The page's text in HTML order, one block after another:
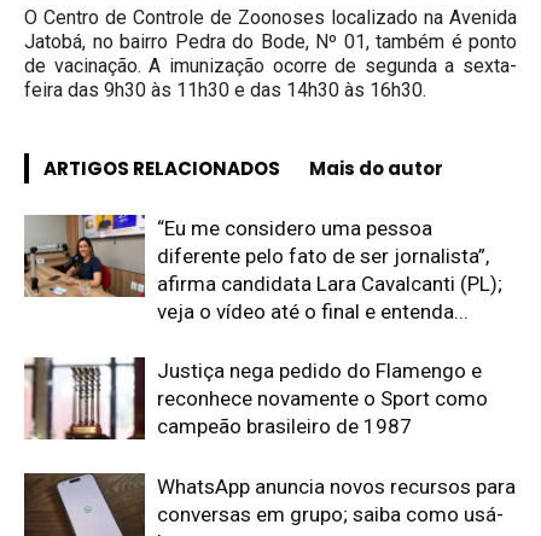
O Centro de Controle de Zoonoses localizado na Avenida
Jatobá, no bairro Pedra do Bode, Nº 01, também é ponto
de vacinação. A imunização ocorre de segunda a sexta-
feira das 9h30 às 11h30 e das 14h30 às 16h30.
ARTIGOS RELACIONADOS Mais do autor
“Eu me considero uma pessoa
diferente pelo fato de ser jornalista”,
afirma candidata Lara Cavalcanti (PL);
veja o vídeo até o final e entenda...
Justiça nega pedido do Flamengo e
reconhece novamente o Sport como
campeão brasileiro de 1987
WhatsApp anuncia novos recursos para
conversas em grupo; saiba como usá-